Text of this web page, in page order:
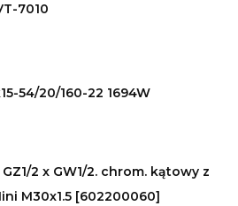
7010
54/20/160-22 1694W
2 x GW1/2. chrom. kątowy z
M30x1.5 [602200060]